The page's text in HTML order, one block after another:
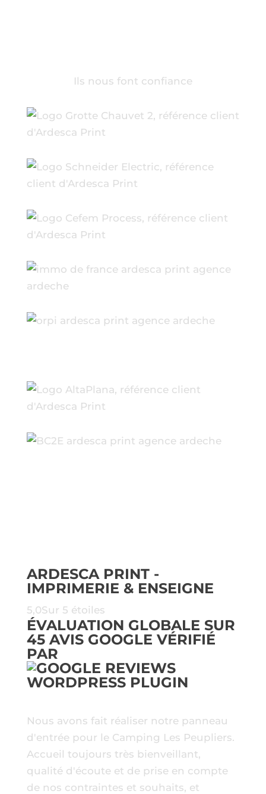
Ils nous font confiance
ARDESCA PRINT -
IMPRIMERIE & ENSEIGNE
5,0Sur 5 étoiles
ÉVALUATION GLOBALE SUR
45 AVIS GOOGLE VÉRIFIÉ
PAR
Nous avons fait réaliser notre panneau
d'entrée pour le Camping Les Peupliers.
Accueil toujours très bienveillant,
qualité d'écoute et de prise en compte
de nos contraintes et souhaits, et